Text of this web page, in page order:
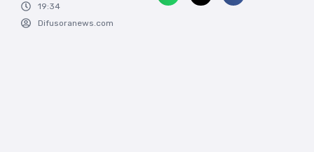
19:34
Difusoranews.com